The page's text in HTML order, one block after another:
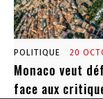
POLITIQUE 20
Monaco veut
face aux